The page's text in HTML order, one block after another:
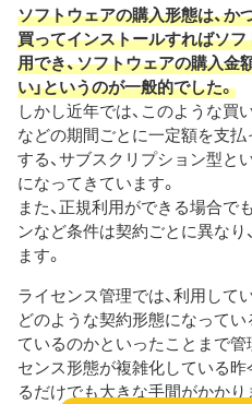
ソフトウェアの購入形態は、か
買ってインストールすればソ
用でき、ソフトウェアの購入
い」というのが一般的でした。
しかし近年では、このような買
などの期間ごとに一定額を支
する、サブスクリプション型と
になってきています。
また、正規利用ができる場合で
ンなど条件は契約ごとに異な
ます。
ライセンス管理では、利用して
どのような契約形態になって
ているのかといったことまで
センス形態が複雑化している
るだけでも大きな手間がかかり